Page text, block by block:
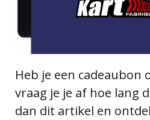
Heb je een cadeaubon
vraag je je af hoe lang
dan dit artikel en